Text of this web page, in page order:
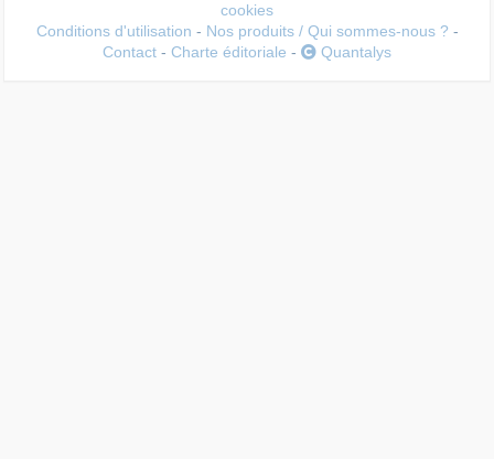
cookies
Conditions d'utilisation - Nos produits / Qui sommes-nous ? -
Contact - Charte éditoriale - Quantalys